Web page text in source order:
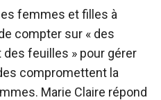
femmes et filles à
compter sur « des
feuilles » pour gérer
compromettent la
Marie Claire répond